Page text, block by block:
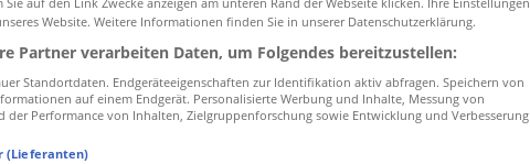
Website. Weitere Informationen finden Sie in unserer Datenschutzerklärung.
Partner verarbeiten Daten, um Folgendes bereitzustellen:
Standortdaten. Endgeräteeigenschaften zur Identifikation aktiv abfragen. Speichern von
auf einem Endgerät. Personalisierte Werbung und Inhalte, Messung von
der Performance von Inhalten, Zielgruppenforschung sowie Entwicklung und Verbesserung
(Lieferanten)